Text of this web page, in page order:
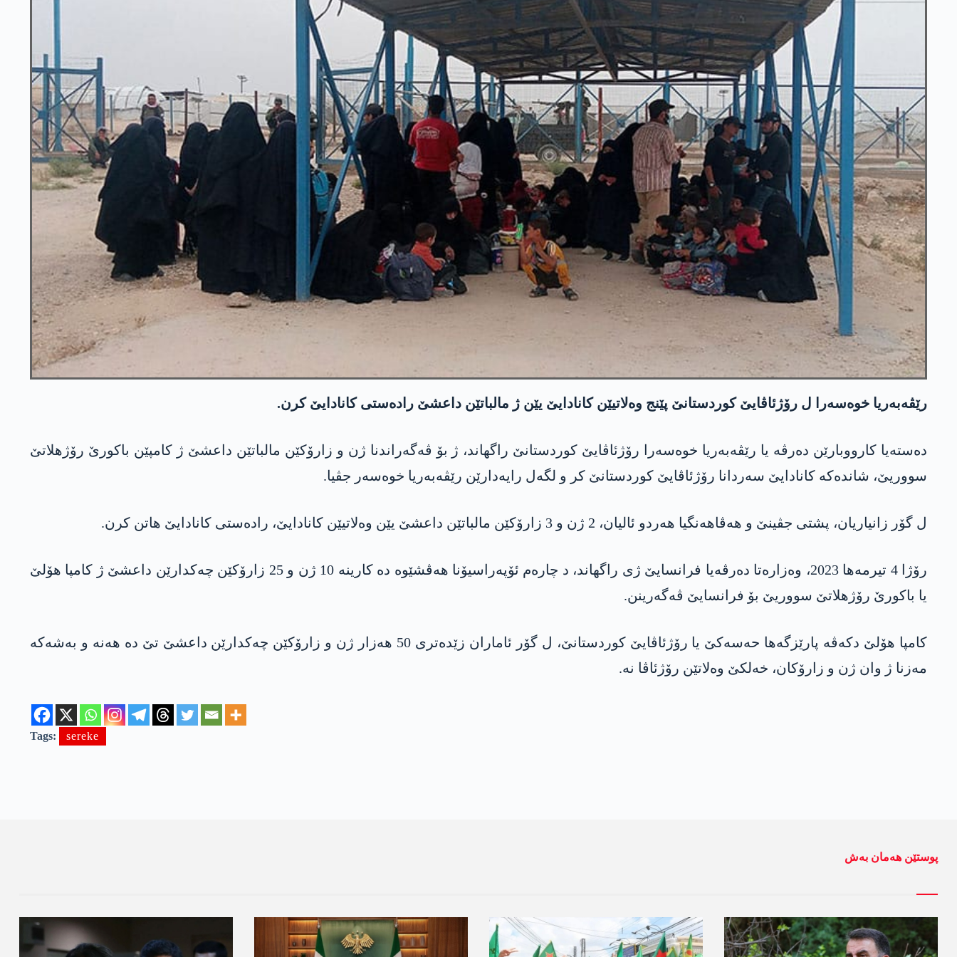
رێڤەبەریا خوەسەرا ل رۆژئاڤایێ کوردستانێ پێنج وەلاتیێن کانادایێ یێن ژ مالباتێن داعشێ رادەستی کانادایێ کرن.
دەستەیا کارووبارێن دەرڤە یا رێڤەبەریا خوەسەرا رۆژئاڤایێ کوردستانێ راگھاند، ژ بۆ ڤەگەراندنا ژن و زارۆکێن مالباتێن داعشێ ژ کامپێن باکورێ رۆژھلاتێ
سووریێ، شاندەکە کانادایێ سەردانا رۆژئاڤایێ کوردستانێ کر و لگەل رایەدارێن رێڤەبەریا خوەسەر جڤیا.
ل گۆر زانیاریان، پشتی جڤینێ و ھەڤاھەنگیا ھەردو ئالیان، 2 ژن و 3 زارۆکێن مالباتێن داعشێ یێن وەلاتیێن کانادایێ، رادەستی کانادایێ ھاتن کرن.
رۆژا 4 تیرمەھا 2023، وەزارەتا دەرڤەیا فرانسایێ ژی راگھاند، د چارەم ئۆپەراسیۆنا ھەڤشێوە دە کارینە 10 ژن و 25 زارۆکێن چەکدارێن داعشێ ژ کامپا ھۆلێ
یا باکورێ رۆژھلاتێ سووریێ بۆ فرانسایێ ڤەگەرینن.
کامپا ھۆلێ دکەڤە پارێزگەھا حەسەکێ یا رۆژئاڤایێ کوردستانێ، ل گۆر ئاماران زێدەتری 50 ھەزار ژن و زارۆکێن چەکدارێن داعشێ تێ دە ھەنە و بەشەکە
مەزنا ژ وان ژن و زارۆکان، خەلکێ وەلاتێن رۆژئاڤا نە.
Tags: sereke
پوستێن ھەمان بەش